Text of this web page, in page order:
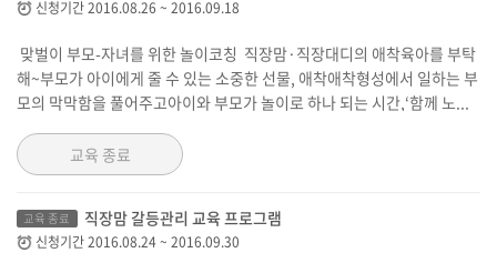
신청기간2016.08.26 ~ 2016.09.18
맞벌이 부모-자녀를 위한 놀이코칭 직장맘·직장대디의 애착육아를 부탁
해~부모가 아이에게 줄 수 있는 소중한 선물, 애착애착형성에서 일하는 부
모의 막막함을 풀어주고아이와 부모가 놀이로 하나 되는 시간,‘함께 노...
교육 종료
교육 종료 직장맘 갈등관리 교육 프로그램
신청기간2016.08.24~ 2016.09.30